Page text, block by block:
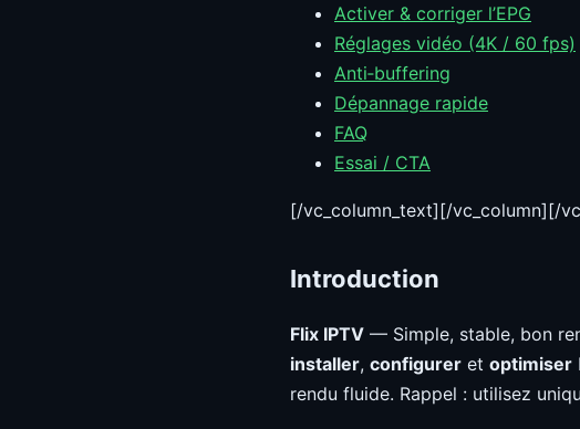
Activer & corriger l’EPG
Réglages vidéo (4K / 60 fps)
Anti‑buffering
Dépannage rapide
FAQ
Essai / CTA
[/vc_column_text][/vc_column][/
Introduction
Flix IPTV — Simple, stable, bon
installer, configurer et optimiser
rendu fluide. Rappel : utilisez